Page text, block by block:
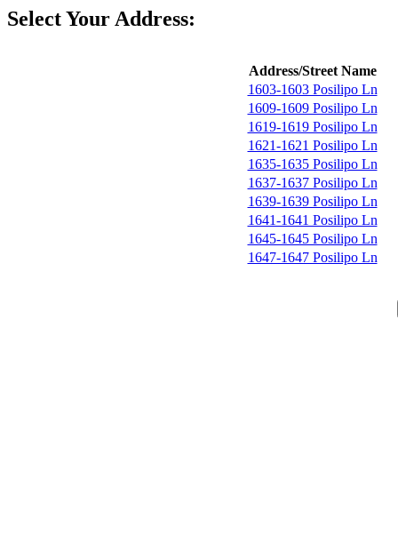
Select Your Address:
Address/Street Name
1603-1603 Posilipo Ln
1609-1609 Posilipo Ln
1619-1619 Posilipo Ln
1621-1621 Posilipo Ln
1635-1635 Posilipo Ln
1637-1637 Posilipo Ln
1639-1639 Posilipo Ln
1641-1641 Posilipo Ln
1645-1645 Posilipo Ln
1647-1647 Posilipo Ln